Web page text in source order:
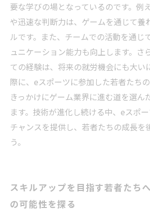
要な学びの場となっているのです。例
や迅速な判断力は、ゲームを通じて養
ルです。また、チームでの活動を通じ
ュニケーション能力も向上します。さ
ての経験は、将来の就労機会にも大い
際に、eスポーツに参加した若者たち
きっかけにゲーム業界に進む道を選ん
ます。技術が進化し続ける中、eスポ
チャンスを提供し、若者たちの成長を
う。
スキルアップを目指す若者たち
の可能性を探る